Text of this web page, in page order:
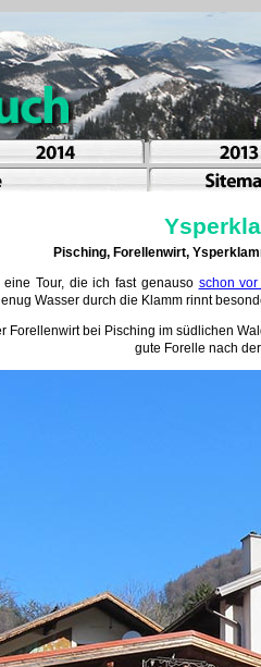
Pisching, Forellenwirt,
Tour, die ich fast genauso schon
Wasser durch die Klamm rinnt
Forellenwirt bei Pisching im südlichen
gute Forelle nach